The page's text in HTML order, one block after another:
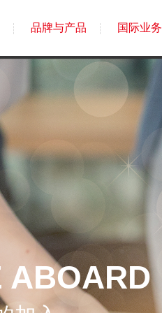
品牌与产品 国际业务
ABOARD